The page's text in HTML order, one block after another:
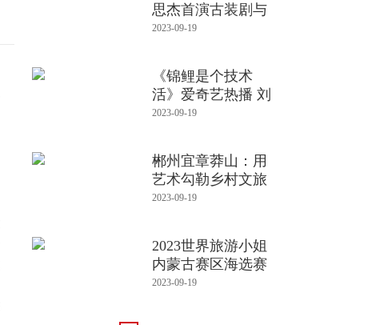
思杰首演古装剧与
乔振宇
2023-09-19
《锦鲤是个技术
活》爱奇艺热播 刘
特林柒予
2023-09-19
郴州宜章莽山：用
艺术勾勒乡村文旅
新蓝图
2023-09-19
2023世界旅游小姐
内蒙古赛区海选赛
2023-09-19